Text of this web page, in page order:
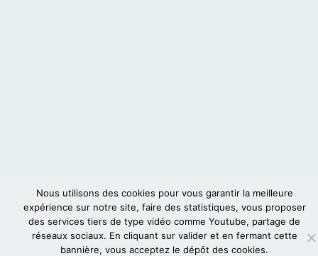
Nous utilisons des cookies pour vous garantir la meilleure
expérience sur notre site, faire des statistiques, vous proposer
des services tiers de type vidéo comme Youtube, partage de
réseaux sociaux. En cliquant sur valider et en fermant cette
bannière, vous acceptez le dépôt des cookies.